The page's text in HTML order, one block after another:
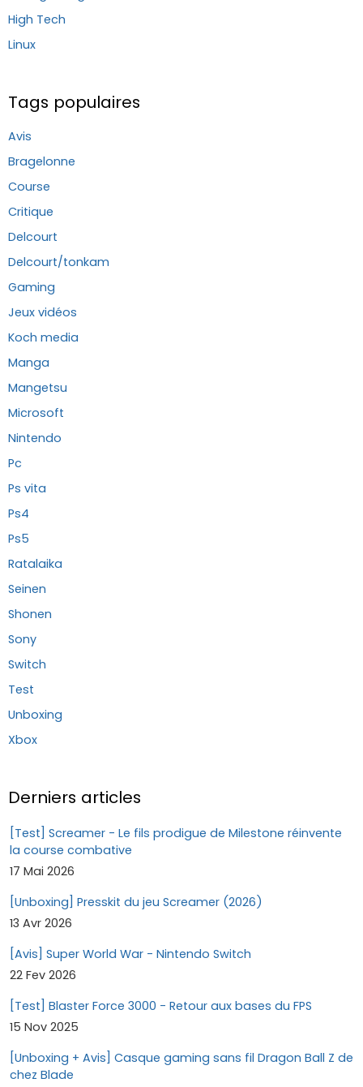
High Tech
Linux
Tags populaires
Avis
Bragelonne
Course
Critique
Delcourt
Delcourt/tonkam
Gaming
Jeux vidéos
Koch media
Manga
Mangetsu
Microsoft
Nintendo
Pc
Ps vita
Ps4
Ps5
Ratalaika
Seinen
Shonen
Sony
Switch
Test
Unboxing
Xbox
Derniers articles
[Test] Screamer - Le fils prodigue de Milestone réinvente
la course combative
17 Mai 2026
[Unboxing] Presskit du jeu Screamer (2026)
13 Avr 2026
[Avis] Super World War - Nintendo Switch
22 Fev 2026
[Test] Blaster Force 3000 - Retour aux bases du FPS
15 Nov 2025
[Unboxing + Avis] Casque gaming sans fil Dragon Ball Z de
chez Blade